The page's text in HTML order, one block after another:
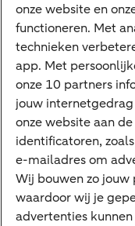
VraagHugo
Corporate
Tikkie zakelijk
Cyber Veilig &
Private Banking
Interessant
Sectoren &
onze website en
functioneren. Met
technieken
app. Met
onze 10 partners
jouw
onze website aan
identificatoren,
e-mailadres om
Wij bouwen zo
waardoor wij je
advertenties